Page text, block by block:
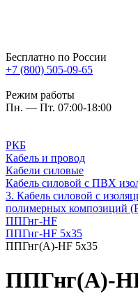
Бесплатно по России
+7 (800) 505-09-65
Режим работы
Пн. — Пт. 07:00-18:00
РКБ
Кабель и провод
Кабели силовые
Кабель силовой с ПВХ
3. Кабель силовой с
полимерных композиций
ППГнг-HF
ППГнг-HF 5х35
ППГнг(А)-HF 5х35
ППГнг(А)-